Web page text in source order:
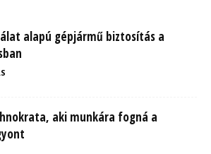
alapú gépjármű biztosítás a
aki munkára fogná a